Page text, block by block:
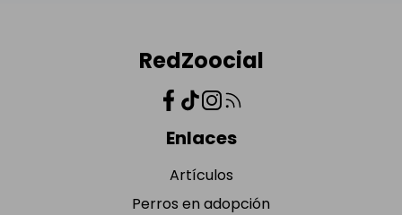
RedZoocial
Enlaces
Artículos
Perros en adopción